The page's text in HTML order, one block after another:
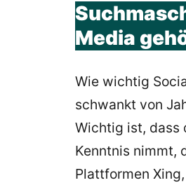
Media
Wie wichtig
schwankt von
Wichtig ist, dass
Kenntnis nimmt,
Plattformen Xing,